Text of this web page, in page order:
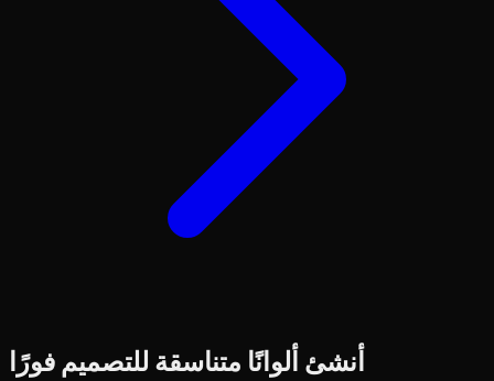
أنشئ ألوانًا متناسقة للتصميم فورًا